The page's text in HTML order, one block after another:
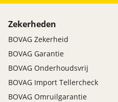
Zekerheden
BOVAG Zekerheid
BOVAG Garantie
BOVAG Onderhoudsvrij
BOVAG Import Tellercheck
BOVAG Omruilgarantie